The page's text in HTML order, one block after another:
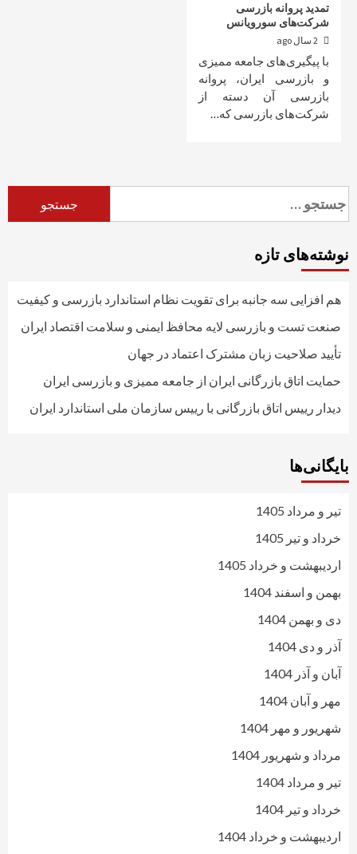
تمدید پروانه بازرسی
شرکت‌های سورویانس
با پیگیری‌های جامعه ممیزی
و بازرسی ایران، پروانه
بازرسی آن دسته از
شرکت‌های بازرسی که…
جستجو
برای:
نوشته‌های تازه
هم افزایی سه جانبه برای تقویت نظام استاندارد بازرسی و کیفیت
صنعت تست و بازرسی لایه محافظ ایمنی و سلامت اقتصاد ایران
تأیید صلاحیت زبان مشترک اعتماد در جهان
حمایت اتاق بازرگانی ایران از جامعه ممیزی و بازرسی ایران
دیدار رییس اتاق بازرگانی با رییس سازمان ملی استاندارد ایران
بایگانی‌ها
تیر و مرداد 1405
خرداد و تیر 1405
اردیبهشت و خرداد 1405
بهمن و اسفند 1404
دی و بهمن 1404
آذر و دی 1404
آبان و آذر 1404
مهر و آبان 1404
شهریور و مهر 1404
مرداد و شهریور 1404
تیر و مرداد 1404
خرداد و تیر 1404
اردیبهشت و خرداد 1404